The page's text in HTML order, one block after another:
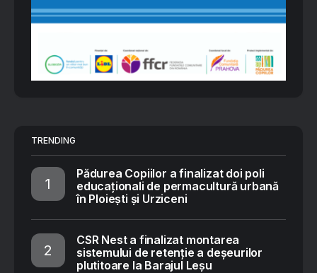
TRENDING
Pădurea Copiilor a finalizat doi poli
educaționali de permacultură urbană
în Ploiești și Urziceni
CSR Nest a finalizat montarea
sistemului de retenție a deșeurilor
plutitoare la Barajul Leșu